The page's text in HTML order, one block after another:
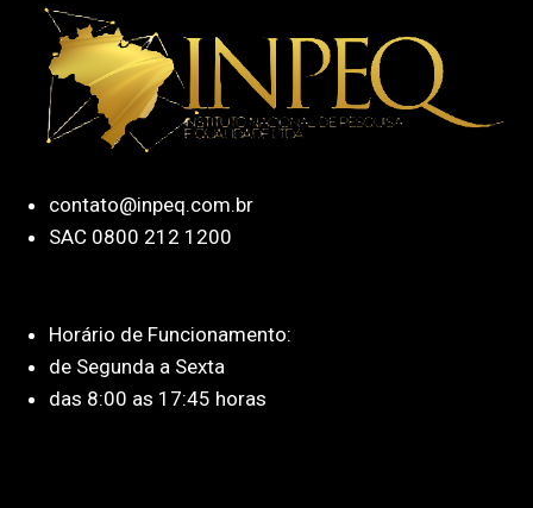
contato@inpeq.com.br
SAC 0800 212 1200
Horário de Funcionamento:
de Segunda a Sexta
das 8:00 as 17:45 horas